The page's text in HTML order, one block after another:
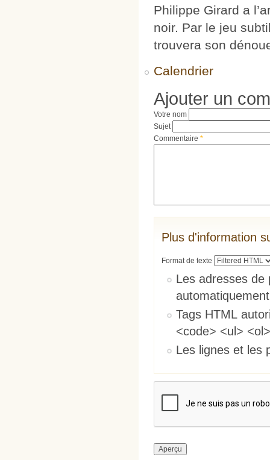
Philippe Girard a
noir. Par le jeu
trouvera son
Calendrier
Ajouter un
Votre nom
Sujet
Commentaire *
Plus d'information
Format de texte
Les adresses de
Tags HTML
<code> <ul>
Les lignes et les